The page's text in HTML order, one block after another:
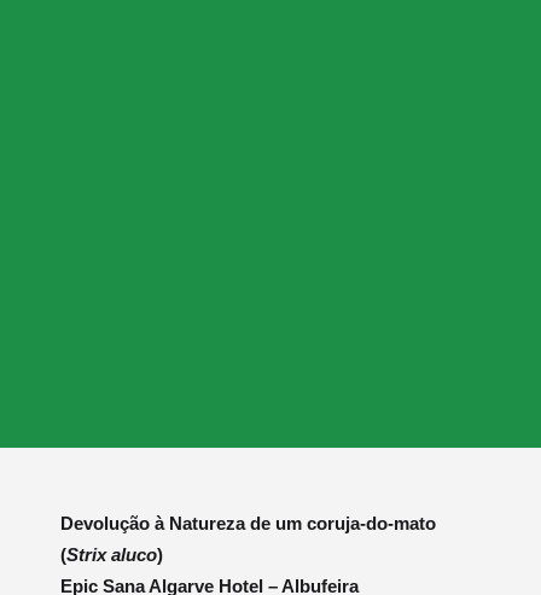
Devolução à Natureza de um coruja-do-mato
(Strix aluco)
Epic Sana Algarve Hotel – Albufeira